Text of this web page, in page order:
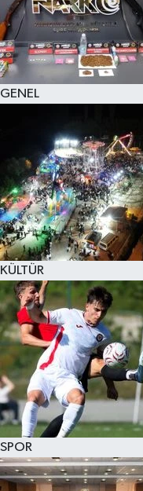
GENEL
KÜLTÜR
SPOR
KÜLTÜR SANAT
MAGAZİN
SAĞLIK
SİYASET
SPOR
TEKNOLOJİ
VİZYONDAKİLER
YAŞAM